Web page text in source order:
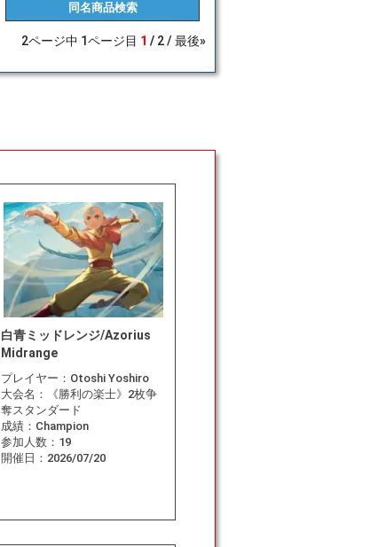
同名商品検索
2ページ中 1ページ目 1 2 最後»
白青ミッドレンジ/Azorius
Midrange
プレイヤー： Otoshi Yoshiro
大会名：
《勝利の楽士》2枚争
奪スタンダード
成績： Champion
参加人数： 19
開催日： 2026/07/20